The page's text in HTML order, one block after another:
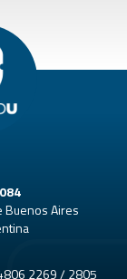
Buenos Aires
2269 / 2805